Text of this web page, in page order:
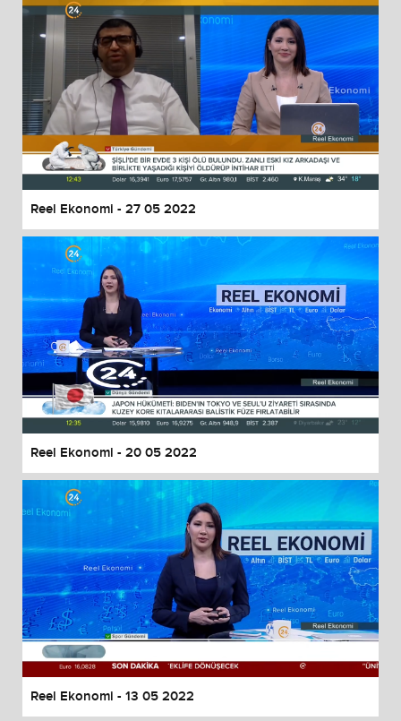
Reel Ekonomi - 27 05 2022
Reel Ekonomi - 20 05 2022
Reel Ekonomi - 13 05 2022